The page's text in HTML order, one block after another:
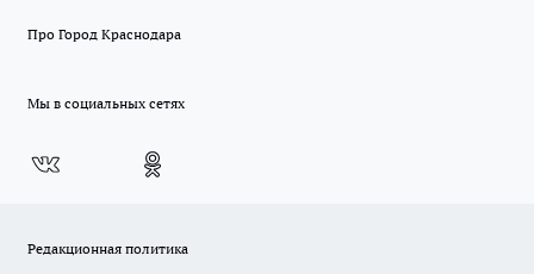
Про Город Краснодара
Мы в социальных сетях
Редакционная политика